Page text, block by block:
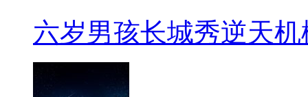
六岁男孩长城秀逆天机